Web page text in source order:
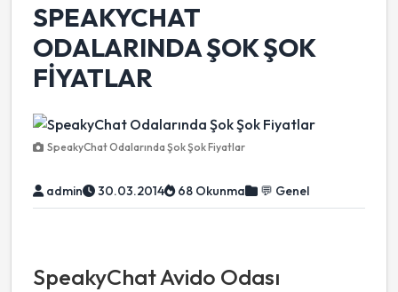
SPEAKYCHAT
ODALARINDA ŞOK ŞOK
FIYATLAR
SpeakyChat Odalarında Şok Şok Fiyatlar
admin 30.03.2014 68 Okunma 💬 Genel
SpeakyChat Avido Odası